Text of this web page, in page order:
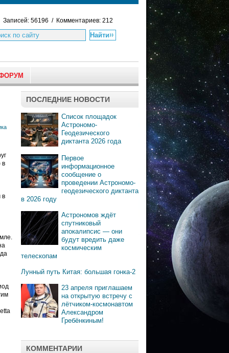
Записей: 56196 / Комментариев: 212
в
в
ПОСЛЕДНИЕ НОВОСТИ
Список площадок
Астрономо-
Геодезического
диктанта 2026 года
Первое
информационное
сообщение о
проведении Астрономо-
геодезического диктанта
в 2026 году
Астрономов ждёт
спутниковый
апокалипсис — они
будут вредить даже
космическим
телескопам
Лунный путь Китая: большая гонка-2
23 апреля приглашаем
на открытую встречу с
лётчиком-космонавтом
Александром
Гребёнкиным!
КОММЕНТАРИИ